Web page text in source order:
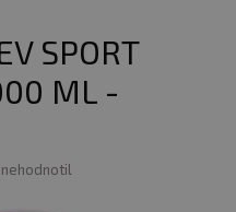
SPORT
ML -